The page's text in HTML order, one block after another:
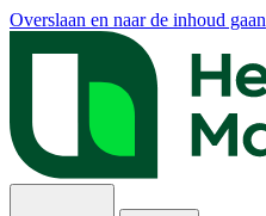
Overslaan en naar de inhoud gaan